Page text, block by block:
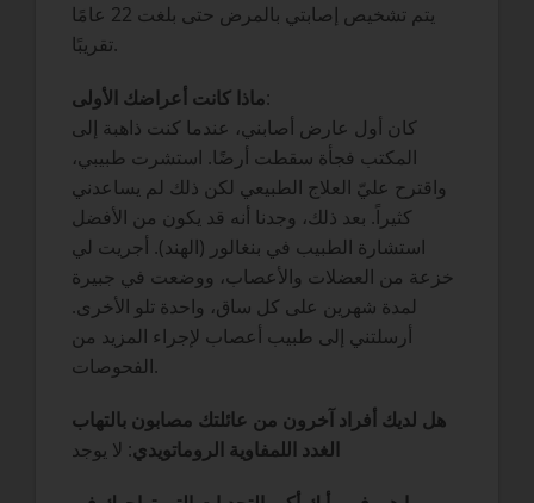
يتم تشخيص إصابتي بالمرض حتى بلغت 22 عامًا
تقريبًا.
ماذا كانت أعراضك الأولى:
كان أول عارض أصابني، عندما كنت ذاهبة إلى
المكتب فجأة سقطت أرضًا. استشرت طبيبي،
واقترح عليّ العلاج الطبيعي لكن ذلك لم يساعدني
كثيراً. بعد ذلك، وجدنا أنه قد يكون من الأفضل
استشارة الطبيب في بنغالور (الهند). أجريت لي
خزعة من العضلات والأعصاب، ووضعت في جبيرة
لمدة شهرين على كل ساق، واحدة تلو الأخرى.
أرسلتني إلى طبيب أعصاب لإجراء المزيد من
الفحوصات.
هل لديك أفراد آخرون من عائلتك مصابون بالتهاب
الغدد اللمفاوية الروماتويدي: لا يوجد